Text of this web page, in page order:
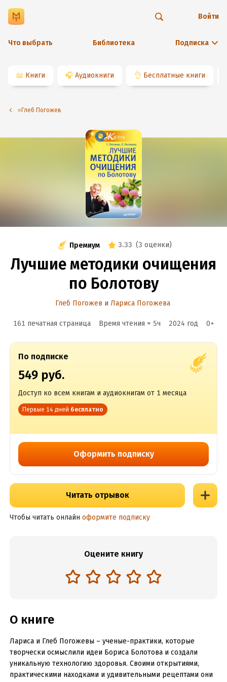
Что выбрать Библиотека Подписка
Войти
📖 Книги 🎧 Аудиокниги 👌 Бесплатные книги
⭐️Глеб Погожев
Премиум 3.33 (3 оценки)
Лучшие методики очищения
по Болотову
Глеб Погожев и Лариса Погожева
161 печатная страница Время чтения ≈ 5ч 2024 год 0+
По подписке
549 руб.
Доступ ко всем книгам и аудиокнигам от 1 месяца
Первые 14 дней бесплатно
Оформить подписку
Читать отрывок
Чтобы читать онлайн оформите подписку
Оцените книгу
О книге
Лариса и Глеб Погожевы – ученые-практики, которые
творчески осмыслили идеи Бориса Болотова и создали
уникальную технологию здоровья. Своими открытиями,
практическими находками и удивительными рецептами они